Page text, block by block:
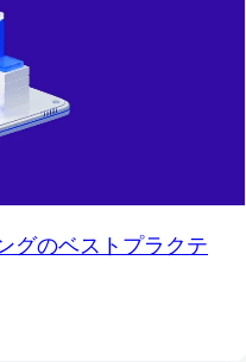
グのベストプラクテ